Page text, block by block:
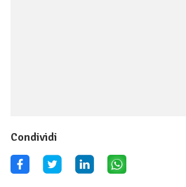
Condividi